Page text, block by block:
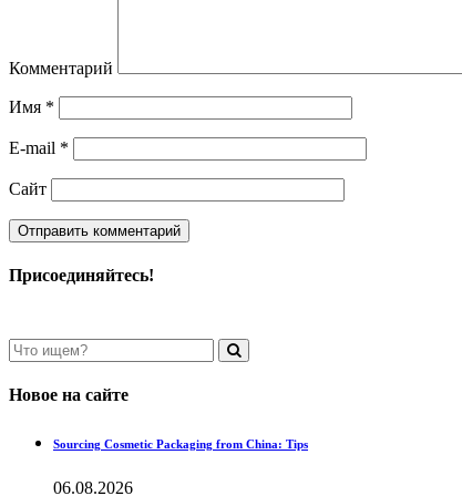
Комментарий
Имя *
E-mail *
Сайт
Присоединяйтесь!
Новое на сайте
Sourcing Cosmetic Packaging from China: Tips
06.08.2026